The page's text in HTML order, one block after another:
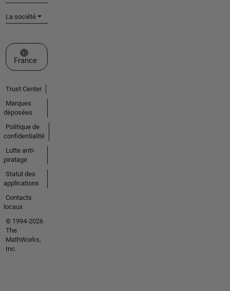
La société
Sélectionner un site web
France
Trust Center
Marques
déposées
Politique de
confidentialité
Lutte anti-
piratage
Statut des
applications
Contacts
locaux
© 1994-2026
The
MathWorks,
Inc.